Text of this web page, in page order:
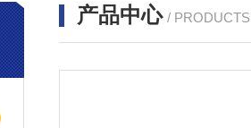
产品中心 / PRODUCTS